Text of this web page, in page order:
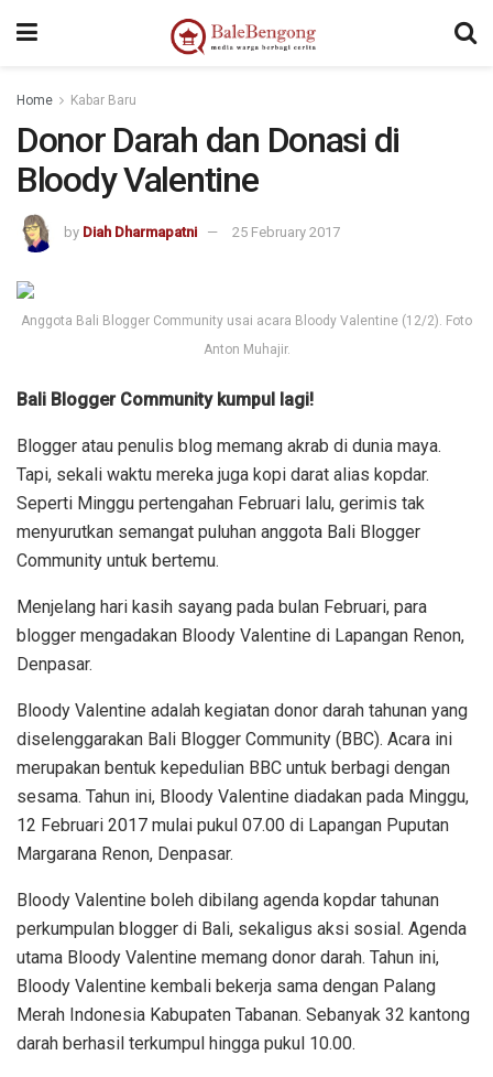
Home Kabar Baru
Donor Darah dan Donasi di
Bloody Valentine
by Diah Dharmapatni 25 February 2017
Anggota Bali Blogger Community usai acara Bloody Valentine (12/2). Foto
Anton Muhajir.
Bali Blogger Community kumpul lagi!
Blogger atau penulis blog memang akrab di dunia maya.
Tapi, sekali waktu mereka juga kopi darat alias kopdar.
Seperti Minggu pertengahan Februari lalu, gerimis tak
menyurutkan semangat puluhan anggota Bali Blogger
Community untuk bertemu.
Menjelang hari kasih sayang pada bulan Februari, para
blogger mengadakan Bloody Valentine di Lapangan Renon,
Denpasar.
Bloody Valentine adalah kegiatan donor darah tahunan yang
diselenggarakan Bali Blogger Community (BBC). Acara ini
merupakan bentuk kepedulian BBC untuk berbagi dengan
sesama. Tahun ini, Bloody Valentine diadakan pada Minggu,
12 Februari 2017 mulai pukul 07.00 di Lapangan Puputan
Margarana Renon, Denpasar.
Bloody Valentine boleh dibilang agenda kopdar tahunan
perkumpulan blogger di Bali, sekaligus aksi sosial. Agenda
utama Bloody Valentine memang donor darah. Tahun ini,
Bloody Valentine kembali bekerja sama dengan Palang
Merah Indonesia Kabupaten Tabanan. Sebanyak 32 kantong
darah berhasil terkumpul hingga pukul 10.00.